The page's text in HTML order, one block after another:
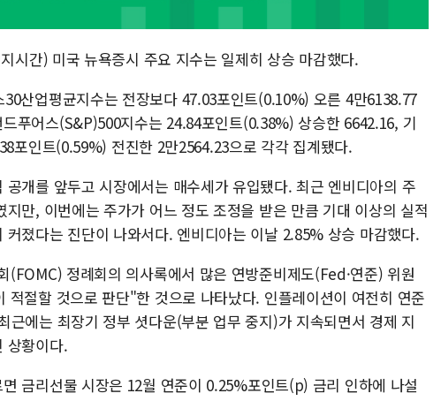
보훈부, 미 DPAA와 MOU… "6·25 미군 실종자 7359명
특정 정치인 측근 포항시 정책특보 내정설...포항시 '시끌'
李 "해남 태양광, 대한민국 다음 100년 밑거름…수도권
시간) 미국 뉴욕증시 주요 지수는 일제히 상승 마감했다.
산업평균지수는 전장보다 47.03포인트(0.10%) 오른 4만6138.77
푸어스(S&P)500지수는 24.84포인트(0.38%) 상승한 6642.16, 기
포인트(0.59%) 전진한 2만2564.23으로 각각 집계됐다.
개를 앞두고 시장에서는 매수세가 유입됐다. 최근 엔비디아의 주
만, 이번에는 주가가 어느 정도 조정을 받은 만큼 기대 이상의 실적
졌다는 진단이 나와서다. 엔비디아는 이날 2.85% 상승 마감했다.
(FOMC) 정례회의 의사록에서 많은 연방준비제도(Fed·연준) 위원
적절할 것으로 판단"한 것으로 나타났다. 인플레이션이 여전히 연준
근에는 최장기 정부 셧다운(부분 업무 중지)가 지속되면서 경제 지
상황이다.
금리선물 시장은 12월 연준이 0.25%포인트(p) 금리 인하에 나설